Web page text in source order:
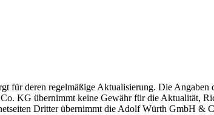
deren regelmäßige Aktualisierung. Die Angaben
KG übernimmt keine Gewähr für die Aktualität,
Dritter übernimmt die Adolf Würth GmbH &